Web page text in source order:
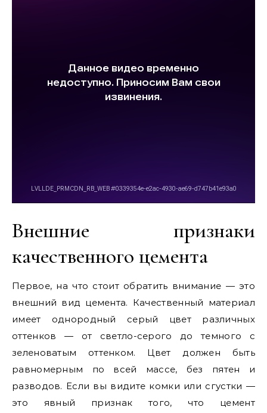
Внешние признаки
качественного цемента
Первое, на что стоит обратить внимание — это
внешний вид цемента. Качественный материал
имеет однородный серый цвет различных
оттенков — от светло-серого до темного с
зеленоватым оттенком. Цвет должен быть
равномерным по всей массе, без пятен и
разводов. Если вы видите комки или сгустки —
это явный признак того, что цемент